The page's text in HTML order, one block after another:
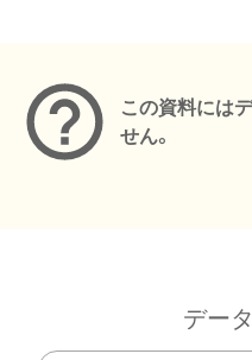
この資料には
せん。
デー